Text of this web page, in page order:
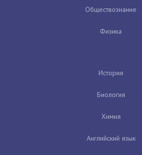
Обществознание
Физика
История
Биология
Химия
Английский язык